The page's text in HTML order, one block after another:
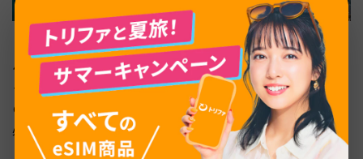
ハワイ旅行で航空券やホテル代が高騰し、観光地が混雑す
る「ハイシーズン」を理解しておくことは、賢い旅行計画
の第一歩です。日本の長期休暇と重なる時期は特に注意が
必要です。